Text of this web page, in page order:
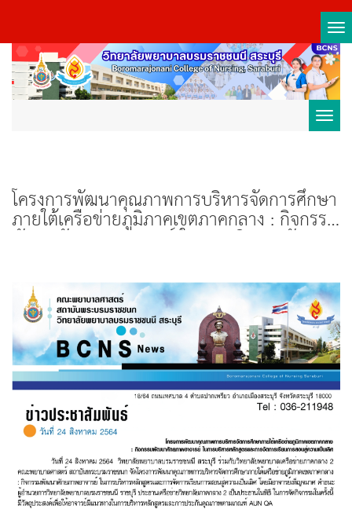
โครงการพัฒนาคุณภาพการบริหารจัดการศึกษา
ภายใต้เครือข่ายภูมิภาคเขตภาคกลาง : กิจกรรม
พัฒนาศักยภาพอาจารย์ ในการบริหารหลักสูตร